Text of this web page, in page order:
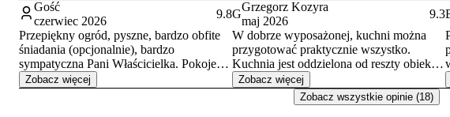
Gość
czerwiec 2026
9.8
Przepiękny ogród, pyszne, bardzo obfite
śniadania (opcjonalnie), bardzo
sympatyczna Pani Właścicielka. Pokoje
czyste, zadbane, estetyczne. Kuchnia
ogólnodostępna bardzo dobrze
Zobacz więcej
G
Grzegorz Kozyra
maj 2026
9.3
W dobrze wyposażonej, kuchni można
przygotować praktycznie wszystko.
Kuchnia jest oddzielona od reszty obiektu.
Obok bardzo przytulna jadalnia/salon.
Można wygodnie zjeść ale także
wypocząć, czy poczytać przy kawie w
Zobacz więcej
Zobacz wszystkie opinie (18)